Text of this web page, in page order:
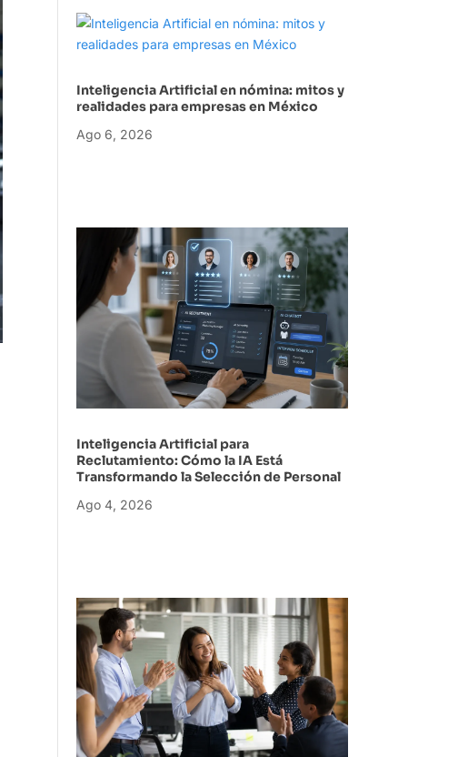
Inteligencia Artificial en nómina: mitos y
realidades para empresas en México
Ago 6, 2026
Inteligencia Artificial para
Reclutamiento: Cómo la IA Está
Transformando la Selección de Personal
Ago 4, 2026